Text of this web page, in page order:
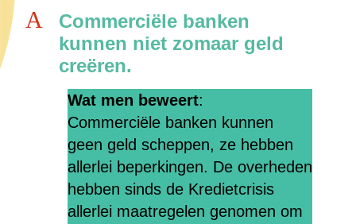
A
Commerciële banken
kunnen niet zomaar geld
creëren.
Wat men beweert:
Commerciële banken kunnen
geen geld scheppen, ze hebben
allerlei beperkingen. De overheden
hebben sinds de Kredietcrisis
allerlei maatregelen genomen om